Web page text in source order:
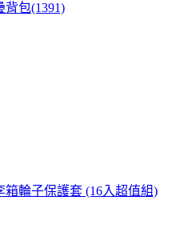
包(1391)
箱輪子保護套 (16入超值組)